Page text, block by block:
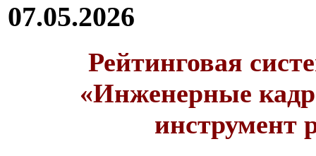
07.05.2026
Рейтинговая
«Инженерные
инструмент